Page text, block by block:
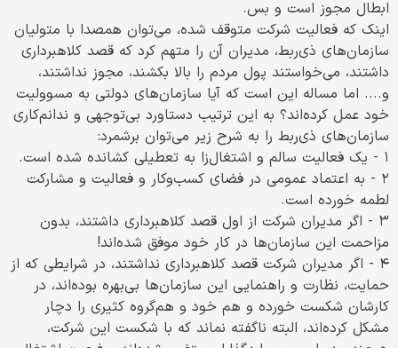
ابطال مجوز است و بس.
اینک که فعالیت شرکت متوقف شده، می‌توان همصدا با متولیان
سازمان‌های ذی‌ربط، مدیران آن را متهم کرد که قصد کلاهبرداری
داشتند، می‌خواستند پول مردم را بالا بکشند، مجوز نداشتند،
و.... اما مساله این است که آیا سازمان‌های دولتی به مسوولیت
خود عمل کرده‌اند؟ به این ترتیب دستاورد بی‌توجهی و ندانم‌کاری
سازمان‌های ذی‌ربط را به شرح زیر می‌توان برشمرد:
۱ - یک فعالیت سالم و اشتغال‌زا به تعطیلی کشانده شده است.
۲ - به اعتماد عمومی در فضای کسب‌و‌کار و فعالیت و مشارکت
لطمه خورده است.
۳ - اگر مدیران شرکت از اول قصد کلاهبرداری داشتند، بدون
مزاحمت این سازمان‌ها در کار خود موفق شده‌اند!
۴ - اگر مدیران شرکت قصد کلاهبرداری نداشتند، در شرایطی که از
حمایت، نظارت و راهنمایی این سازمان‌ها بی‌بهره بوده‌اند، در
کارشان شکست خورده و هم خود و هم‌گروه کثیری را دچار
مشکل کرده‌اند، البته ناگفته نماند که با شکست این شرکت،